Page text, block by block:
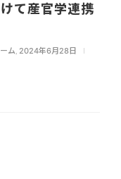
て産官学連携
ム 2024年6月28日